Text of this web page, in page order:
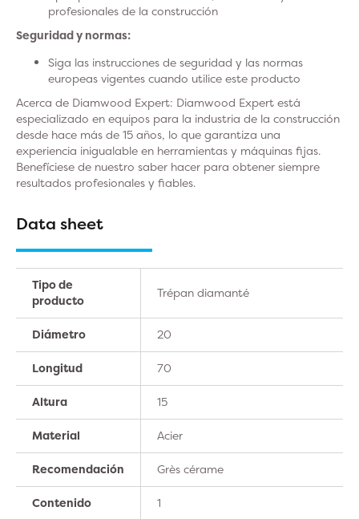
profesionales de la construcción
Seguridad y normas:
Siga las instrucciones de seguridad y las normas
europeas vigentes cuando utilice este producto
Acerca de Diamwood Expert: Diamwood Expert está
especializado en equipos para la industria de la construcción
desde hace más de 15 años, lo que garantiza una
experiencia inigualable en herramientas y máquinas fijas.
Benefíciese de nuestro saber hacer para obtener siempre
resultados profesionales y fiables.
Data sheet
Tipo de
producto
Trépan diamanté
Diámetro 20
Longitud 70
Altura 15
Material Acier
Recomendación Grès cérame
Contenido 1